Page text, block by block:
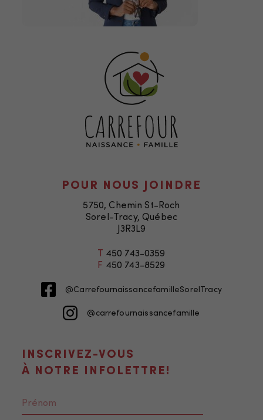
POUR NOUS JOINDRE
5750, Chemin St-Roch
Sorel-Tracy, Québec
J3R3L9
T 450 743-0359
F 450 743-8529
@CarrefournaissancefamilleSorelTracy
@carrefournaissancefamille
INSCRIVEZ-VOUS
À NOTRE INFOLETTRE!Nécessaire
sont pas